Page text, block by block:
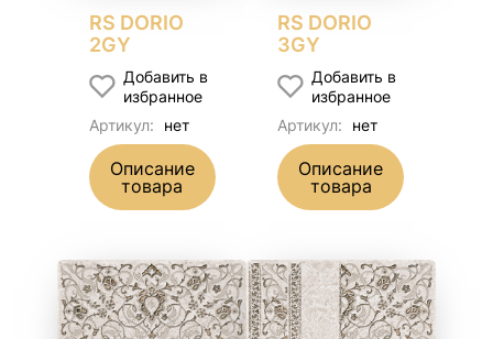
RS DORIO
2GY
Добавить в
избранное
Артикул:
нет
Описание
товара
RS DORIO
3GY
Добавить в
избранное
Артикул:
нет
Описание
товара